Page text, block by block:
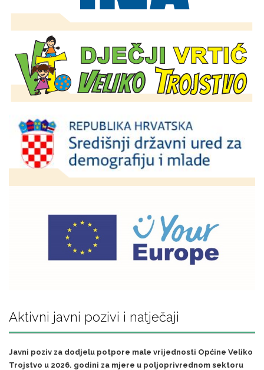
Aktivni javni pozivi i natječaji
Javni poziv za dodjelu potpore male vrijednosti Općine Veliko
Trojstvo u 2026. godini za mjere u poljoprivrednom sektoru